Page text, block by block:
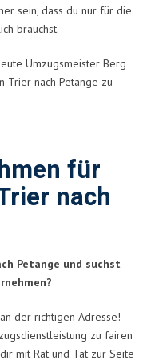
sein, dass du nur für die
brauchst.
Umzugsmeister Berg
Trier nach Petange zu
für
nach
Petange und suchst
der richtigen Adresse!
zu fairen
mit Rat und Tat zur Seite